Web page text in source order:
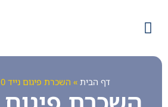
דף הבית » השכרת פיגום נייד 10 מטר גובה